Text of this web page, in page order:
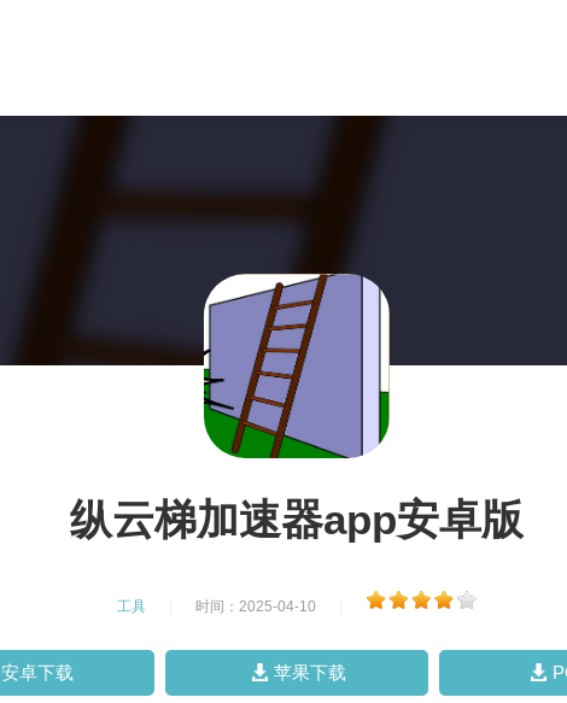
纵云梯加速器app安卓版
工具 时间：2025-04-10
安卓下载 苹果下载